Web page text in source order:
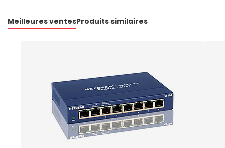
Meilleures ventesProduits similaires